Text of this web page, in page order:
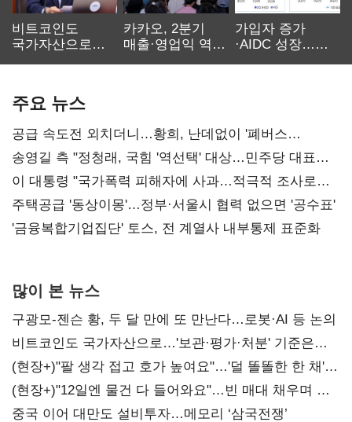
비트코인도
국가자산으로…'
카카오, 2분기
매출·영업익 역대
가입자 증가
·AIDC 성장…
주요 뉴스
공급 속도전 외치더니…황희, 난데없이 '폐버스
리모델링' 제안
송영길 측 "정청래, 국힘 '역선택' 대상…민주당 대표로
총선 지휘 못해"
이 대통령 "국가폭력 피해자에 사과…적극적 조사로
진실 밝혀야"
주택공급 '동상이몽'…정부·서울시 협력 없으면 '공수표'
'금융복합기업집단' 토스, 전 계열사 내부통제 표준화
많이 본 뉴스
구광모-젠슨 황, 두 달 만에 또 만난다…로봇·AI 등 논의
비트코인도 국가자산으로…'보관·평가·처분' 기준은
숙제
(현장+)"팔 생각 접고 호가 높여요"…'덜 똘똘한 한 채'
20억 키맞추기
(현장+)"12일엔 물건 다 들어와요"…빈 매대 채우며 문
연 홈플러스
중국 이어 대만도 설비투자…메모리 ‘삼국전쟁’